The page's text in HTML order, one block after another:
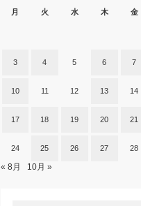
月
火 水 木 金
3 4 5 6 7
10 11 12 13 14
17 18 19 20 21
24 25 26 27 28
« 8月 10月 »